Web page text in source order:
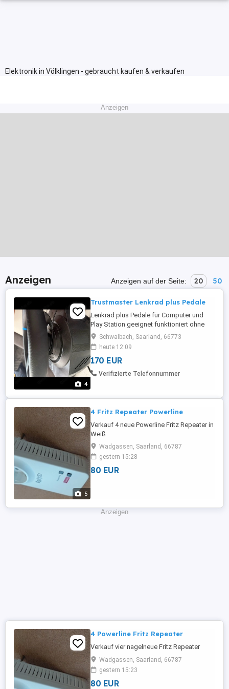
Elektronik in Völklingen - gebraucht kaufen & verkaufen
Anzeigen
Anzeigen Anzeigen auf der Seite: 20 50
4
Trustmaster Lenkrad plus Pedale
Lenkrad plus Pedale für Computer und
Play Station geeignet funktioniert ohne
Probleme habe es erst vor paar Wochen
geschenkt bekommen. TRUSTMASTER
T300 RS GT
Schwalbach, Saarland, 66773
heute 12:09
170 EUR
Verifizierte Telefonnummer
5
4 Fritz Repeater Powerline
Verkauf 4 neue Powerline Fritz Repeater in
Weiß
Wadgassen, Saarland, 66787
gestern 15:28
80 EUR
Anzeigen
4 Powerline Fritz Repeater
Verkauf vier nagelneue Fritz Repeater
Wadgassen, Saarland, 66787
gestern 15:23
80 EUR